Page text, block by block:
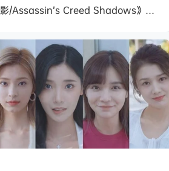
《刺客信条：影/Assassin’s Creed Shadows》免安装版，非虚拟机